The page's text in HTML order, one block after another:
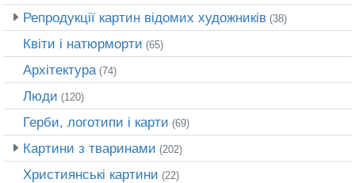
Репродукції картин відомих художників (38)
Квіти і натюрморти (65)
Архітектура (74)
Люди (120)
Герби, логотипи і карти (69)
Картини з тваринами (202)
Християнські картини (22)